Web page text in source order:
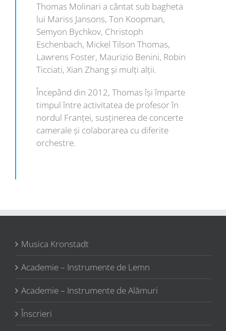
Thomas Molinari a cântat sub bagheta
lui Mariss Jansons, Ton Koopman,
Semyon Bychkov, Christoph
Eschenbach, Mickel Tilson Thomas,
Lawrens Foster, Maurizio Benini, Robin
Ticciati, Xian Zhang și mulţi alţii.
Începând din 2012, Thomas îşi împarte
timpul între activitatea de profesor în
nordul Franței, susţinerea de concerte
camerale și colaborarea cu diferite
orchestre.
Musica Kronstadt
Academie – Instrumente de Lemn
Academie – Instrumente de Alămuri
Înscrieri